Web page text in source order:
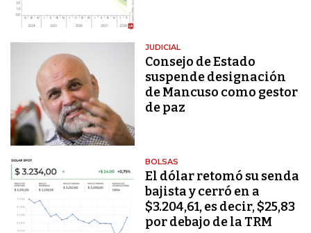
JUDICIAL
Consejo de Estado
suspende designación
de Mancuso como gestor
de paz
BOLSAS
El dólar retomó su senda
bajista y cerró en a
$3.204,61, es decir, $25,83
por debajo de la TRM